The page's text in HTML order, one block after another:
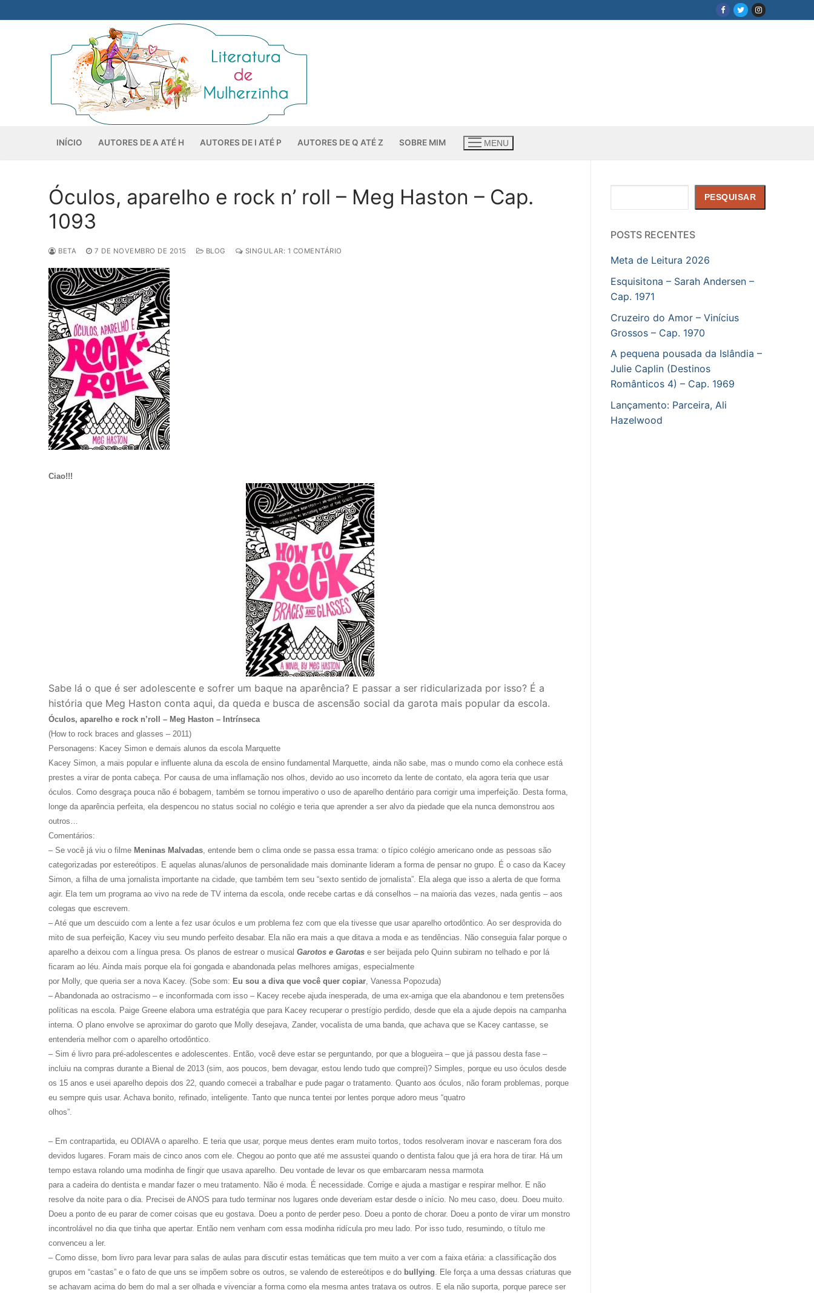
para
INÍCIO AUTORES DE A ATÉ H AUTORES DE I ATÉ P AUTORES DE Q ATÉ Z SOBRE MIM MENU
Óculos, aparelho e rock n’ roll – Meg Haston – Cap.
1093
BETA 7 DE NOVEMBRO DE 2015 BLOG SINGULAR: 1 COMENTÁRIO
Ciao!!!
Sabe lá o que é ser adolescente e sofrer um baque na aparência? E passar a ser ridicularizada por isso? É a
história que Meg Haston conta aqui, da queda e busca de ascensão social da garota mais popular da escola.
Óculos, aparelho e rock n’roll – Meg Haston – Intrínseca
(How to rock braces and glasses – 2011)
Personagens: Kacey Simon e demais alunos da escola Marquette
Kacey Simon, a mais popular e influente aluna da escola de ensino fundamental Marquette, ainda não sabe, mas o mundo como ela conhece está
prestes a virar de ponta cabeça. Por causa de uma inflamação nos olhos, devido ao uso incorreto da lente de contato, ela agora teria que usar
óculos. Como desgraça pouca não é bobagem, também se tornou imperativo o uso de aparelho dentário para corrigir uma imperfeição. Desta forma,
longe da aparência perfeita, ela despencou no status social no colégio e teria que aprender a ser alvo da piedade que ela nunca demonstrou aos
outros…
Comentários:
– Se você já viu o filme Meninas Malvadas , entende bem o clima onde se passa essa trama: o típico colégio americano onde as pessoas são
categorizadas por estereótipos. E aquelas alunas/alunos de personalidade mais dominante lideram a forma de pensar no grupo. É o caso da Kacey
Simon, a filha de uma jornalista importante na cidade, que também tem seu “sexto sentido de jornalista”. Ela alega que isso a alerta de que forma
agir. Ela tem um programa ao vivo na rede de TV interna da escola, onde recebe cartas e dá conselhos – na maioria das vezes, nada gentis – aos
colegas que escrevem.
– Até que um descuido com a lente a fez usar óculos e um problema fez com que ela tivesse que usar aparelho ortodôntico. Ao ser desprovida do
mito de sua perfeição, Kacey viu seu mundo perfeito desabar. Ela não era mais a que ditava a moda e as tendências. Não conseguia falar porque o
aparelho a deixou com a língua presa. Os planos de estrear o musical Garotos e Garotas e ser beijada pelo Quinn subiram no telhado e por lá
ficaram ao léu. Ainda mais porque ela foi gongada e abandonada pelas melhores amigas, especialmente
por Molly, que queria ser a nova Kacey. (Sobe som: Eu sou a diva que você quer copiar , Vanessa Popozuda)
– Abandonada ao ostracismo – e inconformada com isso – Kacey recebe ajuda inesperada, de uma ex-amiga que ela abandonou e tem pretensões
políticas na escola. Paige Greene elabora uma estratégia que para Kacey recuperar o prestígio perdido, desde que ela a ajude depois na campanha
interna. O plano envolve se aproximar do garoto que Molly desejava, Zander, vocalista de uma banda, que achava que se Kacey cantasse, se
entenderia melhor com o aparelho ortodôntico.
– Sim é livro para pré-adolescentes e adolescentes. Então, você deve estar se perguntando, por que a blogueira – que já passou desta fase –
incluiu na compras durante a Bienal de 2013 (sim, aos poucos, bem devagar, estou lendo tudo que comprei)? Simples, porque eu uso óculos desde
os 15 anos e usei aparelho depois dos 22, quando comecei a trabalhar e pude pagar o tratamento. Quanto aos óculos, não foram problemas, porque
eu sempre quis usar. Achava bonito, refinado, inteligente. Tanto que nunca tentei por lentes porque adoro meus “quatro
olhos”.
– Em contrapartida, eu ODIAVA o aparelho. E teria que usar, porque meus dentes eram muito tortos, todos resolveram inovar e nasceram fora dos
devidos lugares. Foram mais de cinco anos com ele. Chegou ao ponto que até me assustei quando o dentista falou que já era hora de tirar. Há um
tempo estava rolando uma modinha de fingir que usava aparelho. Deu vontade de levar os que embarcaram nessa marmota
para a cadeira do dentista e mandar fazer o meu tratamento. Não é moda. É necessidade. Corrige e ajuda a mastigar e respirar melhor. E não
resolve da noite para o dia. Precisei de ANOS para tudo terminar nos lugares onde deveriam estar desde o início. No meu caso, doeu. Doeu muito.
Doeu a ponto de eu parar de comer coisas que eu gostava. Doeu a ponto de perder peso. Doeu a ponto de chorar. Doeu a ponto de virar um monstro
incontrolável no dia que tinha que apertar. Então nem venham com essa modinha ridícula pro meu lado. Por isso tudo, resumindo, o título me
convenceu a ler.
– Como disse, bom livro para levar para salas de aulas para discutir estas temáticas que tem muito a ver com a faixa etária: a classificação dos
grupos em “castas” e o fato de que uns se impõem sobre os outros, se valendo de estereótipos e do bullying . Ele força a uma dessas criaturas que
se achavam acima do bem do mal a ser olhada e vivenciar a forma como ela mesma antes tratava os outros. E ela não suporta, porque parece ser
PESQUISAR
POSTS RECENTES
Meta de Leitura 2026
Esquisitona – Sarah Andersen –
Cap. 1971
Cruzeiro do Amor – Vinícius
Grossos – Cap. 1970
A pequena pousada da Islândia –
Julie Caplin (Destinos
Românticos 4) – Cap. 1969
Lançamento: Parceira, Ali
Hazelwood